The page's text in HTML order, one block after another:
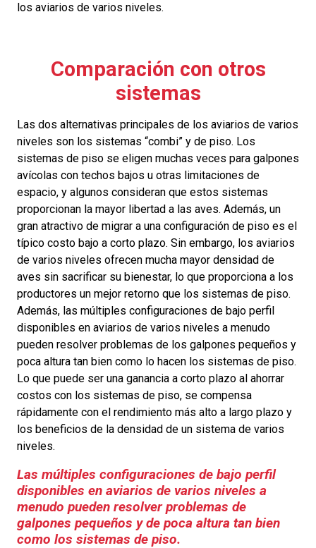
los aviarios de varios niveles.
Comparación con otros
sistemas
Las dos alternativas principales de los aviarios de varios
niveles son los sistemas “combi” y de piso. Los
sistemas de piso se eligen muchas veces para galpones
avícolas con techos bajos u otras limitaciones de
espacio, y algunos consideran que estos sistemas
proporcionan la mayor libertad a las aves. Además, un
gran atractivo de migrar a una configuración de piso es el
típico costo bajo a corto plazo. Sin embargo, los aviarios
de varios niveles ofrecen mucha mayor densidad de
aves sin sacrificar su bienestar, lo que proporciona a los
productores un mejor retorno que los sistemas de piso.
Además, las múltiples configuraciones de bajo perfil
disponibles en aviarios de varios niveles a menudo
pueden resolver problemas de los galpones pequeños y
poca altura tan bien como lo hacen los sistemas de piso.
Lo que puede ser una ganancia a corto plazo al ahorrar
costos con los sistemas de piso, se compensa
rápidamente con el rendimiento más alto a largo plazo y
los beneficios de la densidad de un sistema de varios
niveles.
Las múltiples configuraciones de bajo perfil
disponibles en aviarios de varios niveles a
menudo pueden resolver problemas de
galpones pequeños y de poca altura tan bien
como los sistemas de piso.